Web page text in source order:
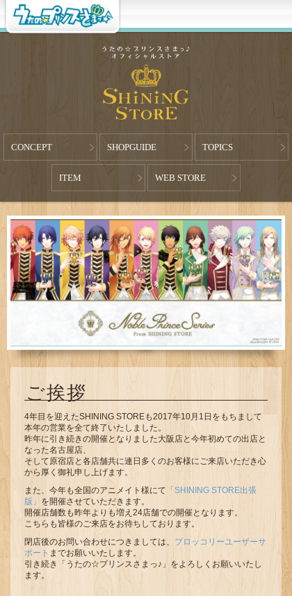
CONCEPT SHOPGUIDE TOPICS
ITEM WEB STORE
ご挨拶
4年目を迎えたSHINING STOREも2017年10月1日をもちまして
本年の営業を全て終了いたしました。
昨年に引き続きの開催となりました大阪店と今年初めての出店と
なった名古屋店、
そして原宿店と各店舗共に連日多くのお客様にご来店いただき心
から厚く御礼申し上げます。
また、今年も全国のアニメイト様にて 「SHINING STORE出張
版」 を開催させていただきます。
開催店舗数も昨年よりも増え24店舗での開催となります。
こちらも皆様のご来店をお待ちしております。
閉店後のお問い合わせにつきましては、 ブロッコリーユーザーサ
ポート までお願いいたします。
引き続き「うたの☆プリンスさまっ♪」をよろしくお願いいたし
ます。